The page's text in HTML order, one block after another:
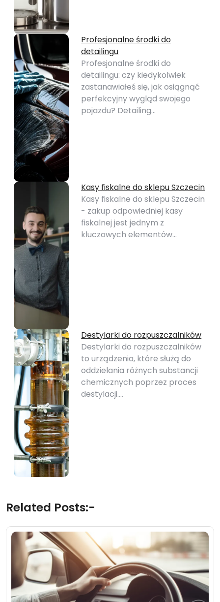
Profesjonalne środki do
detailingu
Profesjonalne środki do
detailingu: czy kiedykolwiek
zastanawiałeś się, jak osiągnąć
perfekcyjny wygląd swojego
pojazdu? Detailing…
Kasy fiskalne do sklepu Szczecin
Kasy fiskalne do sklepu Szczecin
- zakup odpowiedniej kasy
fiskalnej jest jednym z
kluczowych elementów…
Destylarki do rozpuszczalników
Destylarki do rozpuszczalników
to urządzenia, które służą do
oddzielania różnych substancji
chemicznych poprzez proces
destylacji.…
Related Posts:-